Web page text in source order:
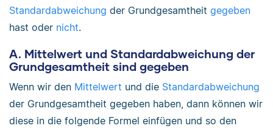
Standardabweichung der Grundgesamtheit gegeben
hast oder nicht.
A. Mittelwert und Standardabweichung der
Grundgesamtheit sind gegeben
Wenn wir den Mittelwert und die Standardabweichung
der Grundgesamtheit gegeben haben, dann können wir
diese in die folgende Formel einfügen und so den